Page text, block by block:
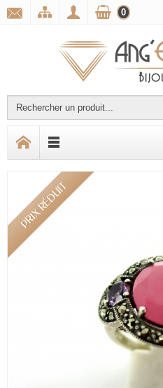
0
PRIX RÉDUIT